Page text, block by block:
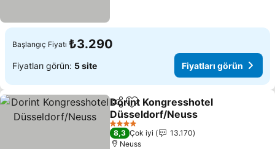
Başlangıç Fiyatı ₺3.290
Fiyatları görün: 5 site Fiyatları görün
PaylaşFavorilerime ekle
Dorint Kongresshotel
Düsseldorf/Neuss
Fiyatları görün
4 Yıldız
8,3 Çok iyi
13.170
Neuss